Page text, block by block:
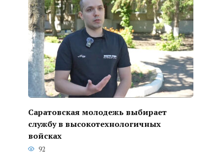
Саратовская молодежь выбирает
службу в высокотехнологичных
войсках
92